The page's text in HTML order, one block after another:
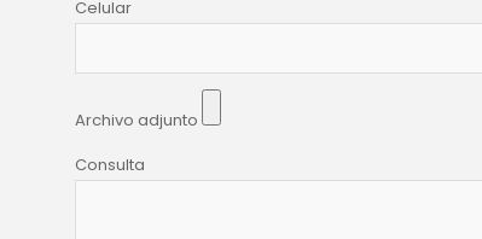
Celular
Archivo adjunto
Consulta